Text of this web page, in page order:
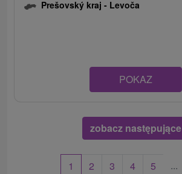
Prešovský kraj - Levoča
POKAZ
zobacz następujące
1 2 3 4 5 ...